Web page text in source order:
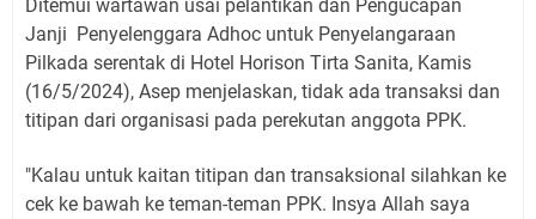
Ditemui wartawan usai pelantikan dan Pengucapan
Janji Penyelenggara Adhoc untuk Penyelangaraan
Pilkada serentak di Hotel Horison Tirta Sanita, Kamis
(16/5/2024), Asep menjelaskan, tidak ada transaksi dan
titipan dari organisasi pada perekutan anggota PPK.
"Kalau untuk kaitan titipan dan transaksional silahkan ke
cek ke bawah ke teman-teman PPK. Insya Allah saya